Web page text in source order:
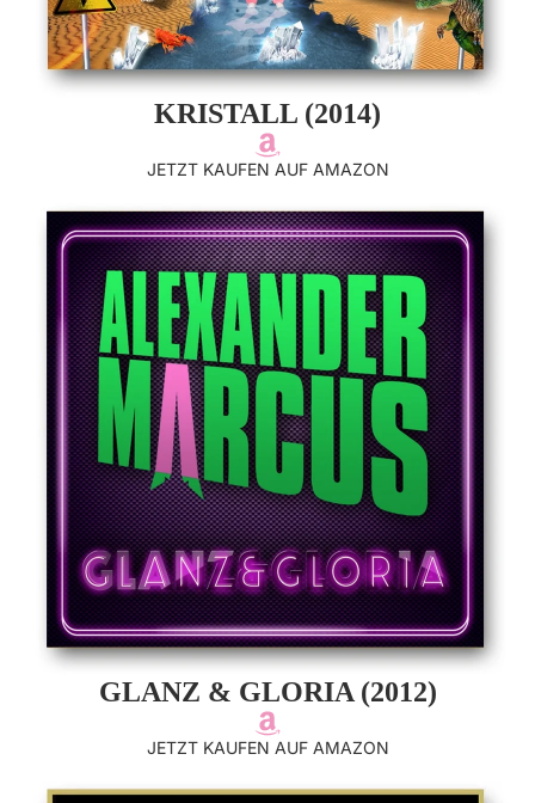
KRISTALL (2014)
JETZT KAUFEN AUF AMAZON
GLANZ & GLORIA (2012)
JETZT KAUFEN AUF AMAZON